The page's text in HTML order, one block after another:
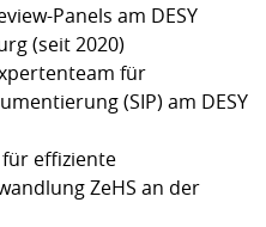
Panels am DESY
(seit 2020)
für
(SIP) am DESY
effiziente
ZeHS an der